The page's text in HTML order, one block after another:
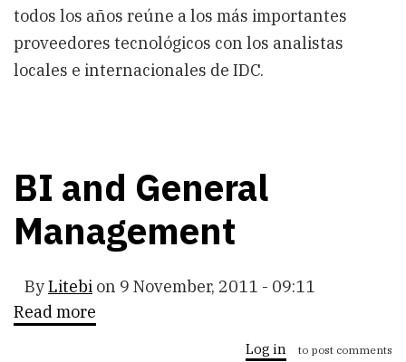
todos los años reúne a los más importantes
proveedores tecnológicos con los analistas
locales e internacionales de IDC.
BI and General
Management
ByLitebi on 9 November, 2011 - 09:11
Read more
Log in to post comments